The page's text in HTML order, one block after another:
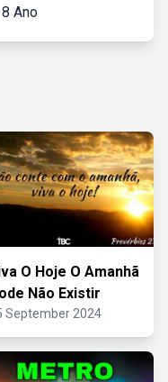
Ano
O Hoje O Amanhã
Não Existir
September 2024